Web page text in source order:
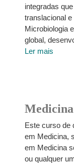
integradas
translacional
Microbiologia
global,
Ler mais
Este curso de
em Medicina,
em Medicina
ou qualquer